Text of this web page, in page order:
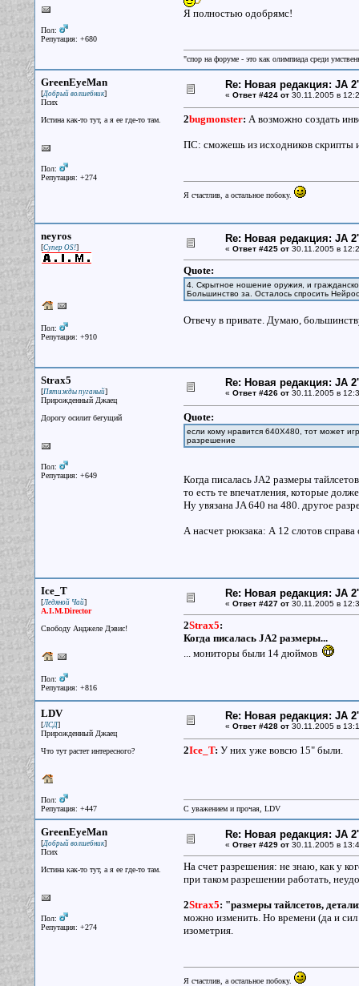
Пол:
Репутация: +680
Я полностью одобрямс!
"спор на форуме - это как олимпиада среди
GreenEyeMan
[Добрый волшебник]
Псих
Истина как-то тут, а я ее где-то там.
Пол:
Репутация: +274
Re: Новая редакция: JA
« Ответ #424 от30.11.2005 в
2bugmonster: А возможно создать
ПС: сможешь из исходников скрипты
Я счастлив, а остальное побоку.
neyros
[Супер OS!]
Пол:
Репутация: +910
Re: Новая редакция: JA
« Ответ #425 от30.11.2005 в
Quote:
4. Скрытное ношение оружия, и
Большинство за. Осталось спросить
Отвечу в привате. Думаю,
Strax5
[Пятижды пуганый]
Прирожденный Джаец
Дорогу осилит бегущий
Пол:
Репутация: +649
Re: Новая редакция: JA
« Ответ #426 от30.11.2005 в
Quote:
если кому нравится 640X480, тот может
разрешение
Когда писалась JA2 размеры
то есть те впечатления, которые
Ну увязана JA 640 на 480. другое
А насчет рюкзака: А 12 слотов
Ice_T
[Ледяной Чай]
A.I.M.Director
Свободу Анджеле Дэвис!
Пол:
Репутация: +816
Re: Новая редакция: JA
« Ответ #427 от30.11.2005 в
2Strax5:
Когда писалась JA2 размеры...
... мониторы были 14 дюймов
LDV
[ЛСД]
Прирожденный Джаец
Что тут растет интересного?
Пол:
Репутация: +447
Re: Новая редакция: JA
« Ответ #428 от30.11.2005 в
2Ice_T: У них уже вовсю 15" были.
С уважением и прочая, LDV
GreenEyeMan
[Добрый волшебник]
Псих
Истина как-то тут, а я ее где-то там.
Пол:
Репутация: +274
Re: Новая редакция: JA
« Ответ #429 от30.11.2005 в
На счет разрешения: не знаю, как у
при таком разрешении работать,
2Strax5: "размеры тайлсетов,
можно изменить. Но времени (да и
изометрия.
Я счастлив, а остальное побоку.